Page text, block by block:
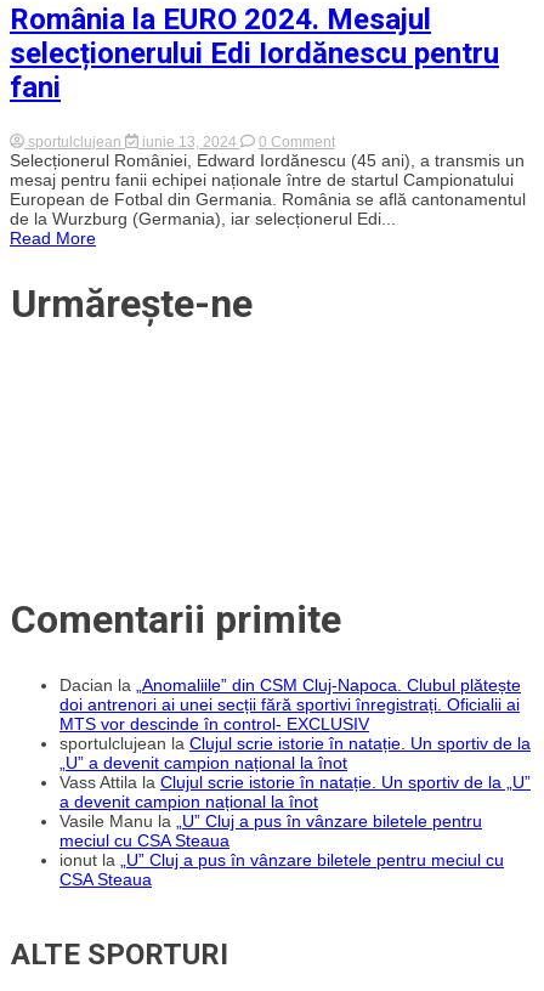
România la EURO 2024. Mesajul
selecționerului Edi Iordănescu pentru
fani
sportulclujean iunie 13, 2024 0 Commenton
România
la
EURO
2024.
Mesajul
Selecționerul României, Edward Iordănescu (45 ani), a transmis un
mesaj pentru fanii echipei naționale între de startul Campionatului
European de Fotbal din Germania. România se află cantonamentul
de la Wurzburg (Germania), iar selecționerul Edi...
Read More
Urmărește-ne
Comentarii primite
Dacian la
„Anomaliile” din CSM Cluj-Napoca. Clubul plătește
doi antrenori ai unei secții fără sportivi înregistrați. Oficialii ai
MTS vor descinde în control- EXCLUSIV
sportulclujean la Clujul scrie istorie în natație. Un sportiv de la
„U” a devenit campion național la înot
Vass Attila la Clujul scrie istorie în natație. Un sportiv de la „U”
a devenit campion național la înot
Vasile Manu la
„U” Cluj a pus în vânzare biletele pentru
meciul cu CSA Steaua
ionut la
„U” Cluj a pus în vânzare biletele pentru meciul cu
CSA Steaua
ALTE SPORTURI